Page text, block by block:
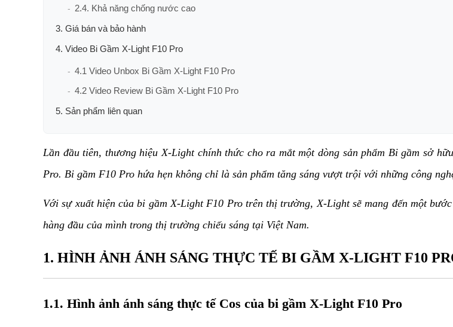
2.4. Khả năng chống nước cao
3. Giá bán và bảo hành
4. Video Bi Gầm X-Light F10 Pro
4.1 Video Unbox Bi Gầm X-Light F10 Pro
4.2 Video Review Bi Gầm X-Light F10 Pro
5. Sản phẩm liên quan
Lần đầu tiên, thương hiệu X-Light chính thức cho ra mắt một dòng sản phẩm Bi gầm sở
Pro. Bi gầm F10 Pro hứa hẹn không chỉ là sản phẩm tăng sáng vượt trội với những công
Với sự xuất hiện của bi gầm X-Light F10 Pro trên thị trường, X-Light sẽ mang đến một
hàng đầu của mình trong thị trường chiếu sáng tại Việt Nam.
1. HÌNH ẢNH ÁNH SÁNG THỰC TẾ BI GẦM X-LIGHT F10
1.1. Hình ảnh ánh sáng thực tế Cos của bi gầm X-Light F10 Pro